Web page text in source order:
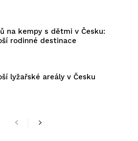
na kempy s dětmi v Česku:
rodinné destinace
lyžařské areály v Česku